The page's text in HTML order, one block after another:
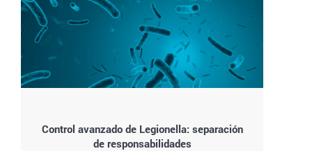
Control avanzado de Legionella: separación
de responsabilidades